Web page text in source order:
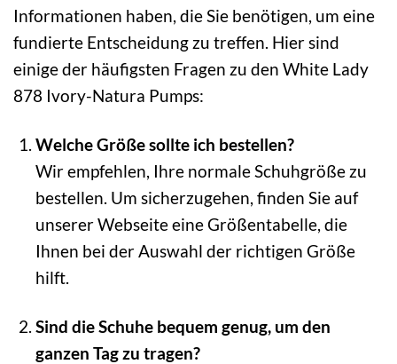
Informationen haben, die Sie benötigen, um eine
fundierte Entscheidung zu treffen. Hier sind
einige der häufigsten Fragen zu den White Lady
878 Ivory-Natura Pumps:
Welche Größe sollte ich bestellen?
Wir empfehlen, Ihre normale Schuhgröße zu
bestellen. Um sicherzugehen, finden Sie auf
unserer Webseite eine Größentabelle, die
Ihnen bei der Auswahl der richtigen Größe
hilft.
Sind die Schuhe bequem genug, um den
ganzen Tag zu tragen?